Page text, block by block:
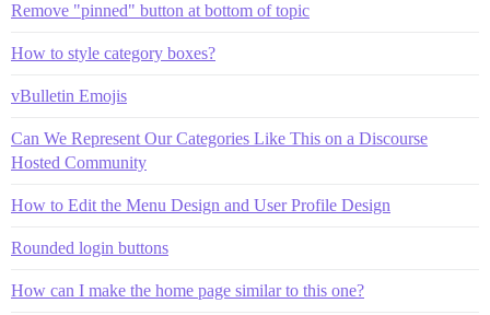
Remove "pinned" button at bottom of topic
How to style category boxes?
vBulletin Emojis
Can We Represent Our Categories Like This on a Discourse
Hosted Community
How to Edit the Menu Design and User Profile Design
Rounded login buttons
How can I make the home page similar to this one?